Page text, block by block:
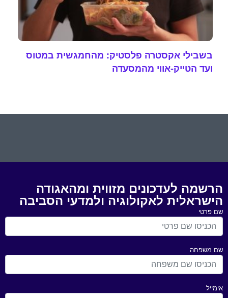
בשבילי אקסטרה פלסטיק: מהחמגשית במטוס
ועד הטייק-אווי מהמסעדה
הרשמה לעדכונים מזווית ומהאגודה
הישראלית לאקולוגיה ולמדעי הסביבה
שם פרטי
שם משפחה
אימייל